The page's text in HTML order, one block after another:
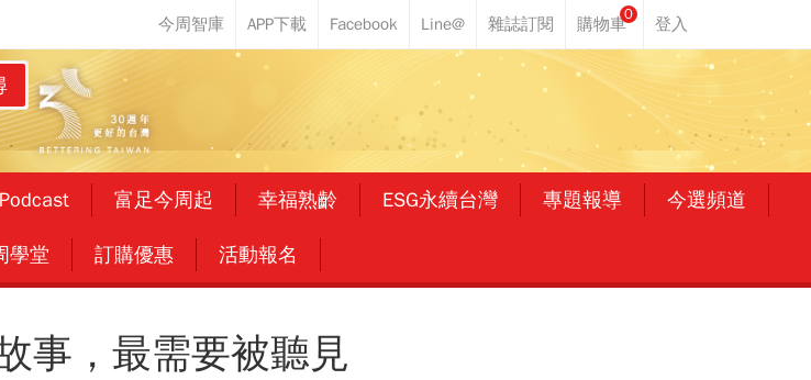
0
富足今周起 幸福熟齡 ESG永續台灣 專題報導 今選頻道
學堂 訂購優惠 活動報名
事，最需要被聽見